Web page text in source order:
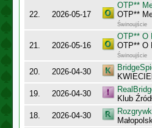
22. 2026-05-17
OTP**
OTP**
Świnoujście
21. 2026-05-16
OTP** O
OTP** O
Świnoujście
20. 2026-04-30
19.
2026-04-30
Klub
18.
2026-04-30